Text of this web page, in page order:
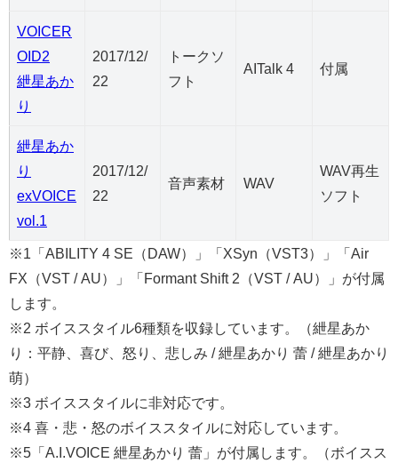
VOICER
OID2
紲星あか
り
2017/12/
22
トークソ
フト
AITalk 4 付属
紲星あか
り
exVOICE
vol.1
2017/12/
22
音声素材 WAV
WAV再生
ソフト
※1「ABILITY 4 SE（DAW）」「XSyn（VST3）」「Air
FX（VST / AU）」「Formant Shift 2（VST / AU）」が付属
します。
※2 ボイススタイル6種類を収録しています。（紲星あか
り：平静、喜び、怒り、悲しみ / 紲星あかり 蕾 / 紲星あかり
萌）
※3 ボイススタイルに非対応です。
※4 喜・悲・怒のボイススタイルに対応しています。
※5「A.I.VOICE 紲星あかり 蕾」が付属します。（ボイスス